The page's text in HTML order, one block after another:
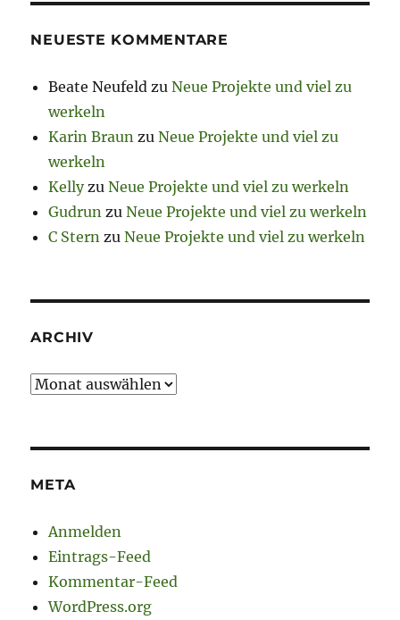
NEUESTE KOMMENTARE
Beate Neufeld zuNeue Projekte und viel zu
werkeln
Karin Braun zuNeue Projekte und viel zu
werkeln
KellyzuNeue Projekte und viel zu werkeln
Gudrun zuNeue Projekte und viel zu werkeln
C Stern zuNeue Projekte und viel zu werkeln
ARCHIV
Archiv
META
Anmelden
Eintrags-Feed
Kommentar-Feed
WordPress.org